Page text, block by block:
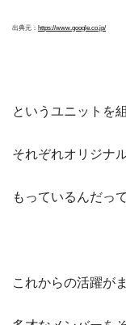
出典元： https://www.google.co.jp/
というユニットを
それぞれオリジナ
もっているんだっ
これからの活躍が